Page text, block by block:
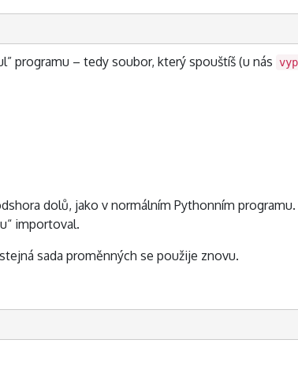
programu – tedy soubor, který spouštíš (u nás
dolů, jako v normálním Pythonním
importoval.
sada proměnných se použije znovu.